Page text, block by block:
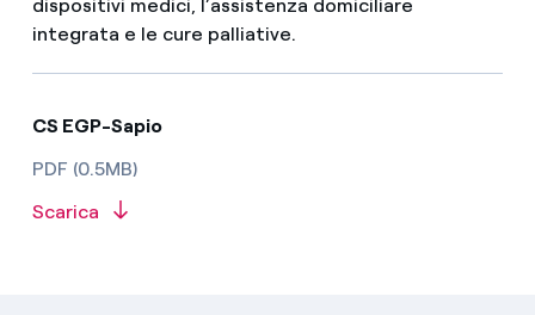
dispositivi medici, l’assistenza domiciliare
integrata e le cure palliative.
CS EGP-Sapio
PDF (0.5MB)
Scarica